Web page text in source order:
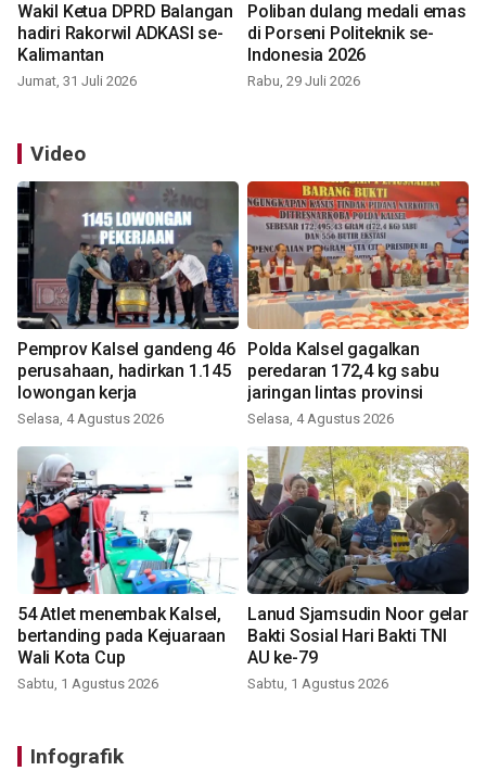
Wakil Ketua DPRD Balangan
hadiri Rakorwil ADKASI se-
Kalimantan
Jumat, 31 Juli 2026
Poliban dulang medali emas
di Porseni Politeknik se-
Indonesia 2026
Rabu, 29 Juli 2026
Video
Pemprov Kalsel gandeng 46
perusahaan, hadirkan 1.145
lowongan kerja
Selasa, 4 Agustus 2026
Polda Kalsel gagalkan
peredaran 172,4 kg sabu
jaringan lintas provinsi
Selasa, 4 Agustus 2026
54 Atlet menembak Kalsel,
bertanding pada Kejuaraan
Wali Kota Cup
Sabtu, 1 Agustus 2026
Lanud Sjamsudin Noor gelar
Bakti Sosial Hari Bakti TNI
AU ke-79
Sabtu, 1 Agustus 2026
Infografik